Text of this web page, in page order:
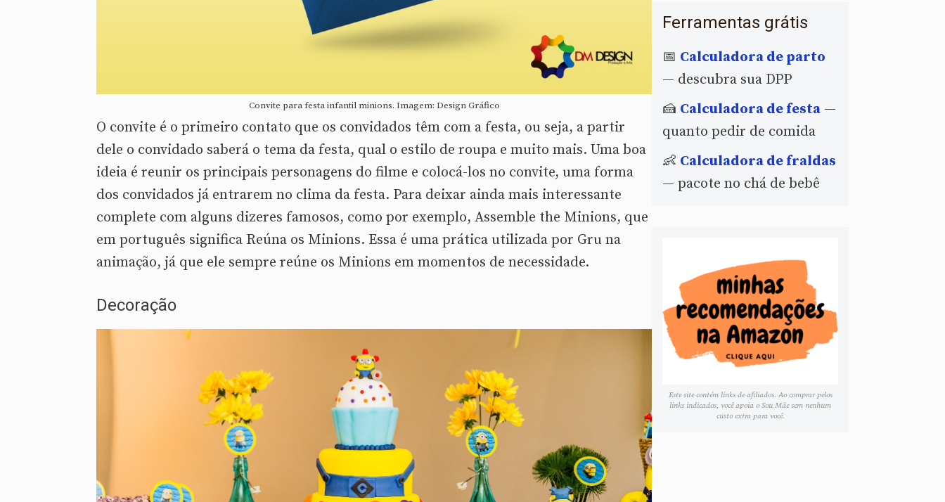
Convite para festa infantil minions. Imagem: Design Gráfico
O convite é o primeiro contato que os convidados têm com a festa, ou seja, a partir
dele o convidado saberá o tema da festa, qual o estilo de roupa e muito mais. Uma boa
ideia é reunir os principais personagens do filme e colocá-los no convite, uma forma
dos convidados já entrarem no clima da festa. Para deixar ainda mais interessante
complete com alguns dizeres famosos, como por exemplo, Assemble the Minions, que
em português significa Reúna os Minions. Essa é uma prática utilizada por Gru na
animação, já que ele sempre reúne os Minions em momentos de necessidade.
Decoração
Ferramentas grátis
📅 Calculadora de parto
— descubra sua DPP
🍰 Calculadora de festa —
quanto pedir de comida
👶 Calculadora de fraldas
— pacote no chá de bebê
Este site contém links de afiliados. Ao comprar pelos
links indicados, você apoia o Sou Mãe sem nenhum
custo extra para você.